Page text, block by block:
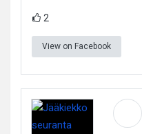
2
View on Facebook